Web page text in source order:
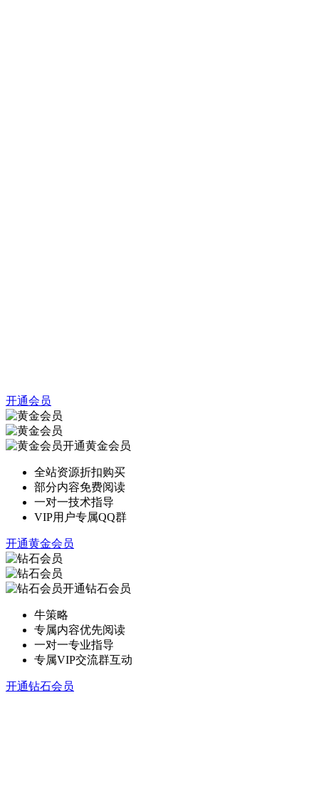
开通会员
开通黄金会员
全站资源折扣购买
部分内容免费阅读
一对一技术指导
VIP用户专属QQ群
开通黄金会员
开通钻石会员
牛策略
专属内容优先阅读
一对一专业指导
专属VIP交流群互动
开通钻石会员